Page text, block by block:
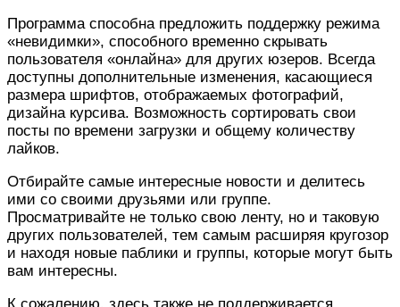
Программа способна предложить поддержку режима
«невидимки», способного временно скрывать
пользователя «онлайна» для других юзеров. Всегда
доступны дополнительные изменения, касающиеся
размера шрифтов, отображаемых фотографий,
дизайна курсива. Возможность сортировать свои
посты по времени загрузки и общему количеству
лайков.
Отбирайте самые интересные новости и делитесь
ими со своими друзьями или группе.
Просматривайте не только свою ленту, но и таковую
других пользователей, тем самым расширяя кругозор
и находя новые паблики и группы, которые могут быть
вам интересны.